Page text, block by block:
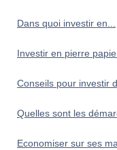
Dans quoi investir en...
Investir en pierre papier
Conseils pour investir
Quelles sont les
Economiser sur ses